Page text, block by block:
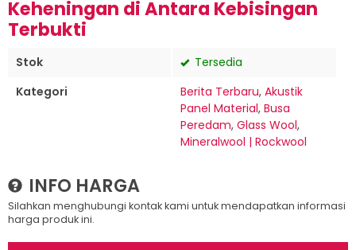
Keheningan di Antara Kebisingan
Terbukti
Stok
Tersedia
Kategori
Berita Terbaru, Akustik
Panel Material, Busa
Peredam, Glass Wool,
Mineralwool | Rockwool
INFO HARGA
Silahkan menghubungi kontak kami untuk mendapatkan informasi
harga produk ini.